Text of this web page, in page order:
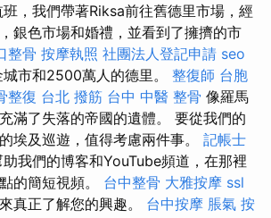
，我們帶著Riksa前往舊德里市場，經
銀色市場和婚禮，並看到了擁擠的市
整骨 按摩執照 社團法人登記申請 seo
市和2500萬人的德里。 整復師 台胞
整復 台北 撥筋 台中 中醫 整骨 像羅馬
滿了失落的帝國的遺體。 要從我們的
埃及巡遊，值得考慮兩件事。 記帳士
我們的博客和YouTube頻道，在那裡
的簡短視頻。 台中整骨 大雅按摩 ssl
真正了解您的興趣。 台中按摩 脹氣 按